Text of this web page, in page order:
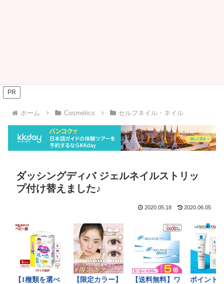
PR
ホーム Cosmetics セルフネイル・ネイル
ダッシングディバ ジェルネイルストリッ
プ付け替えました♪
2020.05.18 2020.06.05